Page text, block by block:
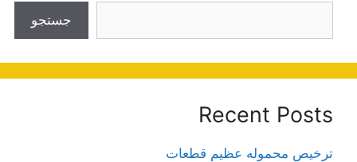
جستجو
Recent Posts
ترخیص محموله عظیم قطعات